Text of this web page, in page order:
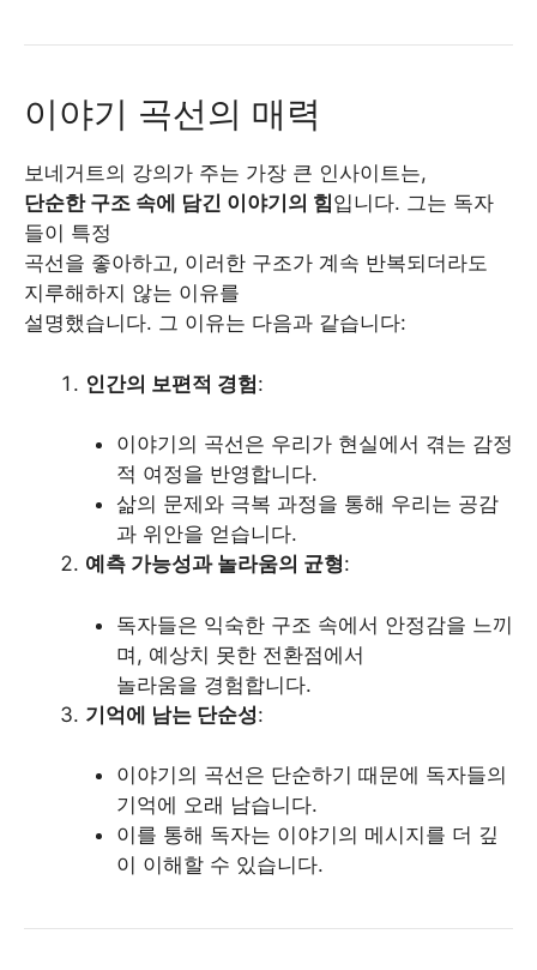
이야기 곡선의 매력
보네거트의 강의가 주는 가장 큰 인사이트는,
단순한 구조 속에 담긴 이야기의 힘입니다. 그는 독자
들이 특정
곡선을 좋아하고, 이러한 구조가 계속 반복되더라도
지루해하지 않는 이유를
설명했습니다. 그 이유는 다음과 같습니다:
인간의 보편적 경험:
이야기의 곡선은 우리가 현실에서 겪는 감정
적 여정을 반영합니다.
삶의 문제와 극복 과정을 통해 우리는 공감
과 위안을 얻습니다.
예측 가능성과 놀라움의 균형:
독자들은 익숙한 구조 속에서 안정감을 느끼
며, 예상치 못한 전환점에서
놀라움을 경험합니다.
기억에 남는 단순성:
이야기의 곡선은 단순하기 때문에 독자들의
기억에 오래 남습니다.
이를 통해 독자는 이야기의 메시지를 더 깊
이 이해할 수 있습니다.